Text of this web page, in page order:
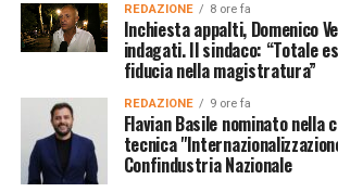
REDAZIONE 8 ore fa
Inchiesta appalti, Domenico
indagati. Il sindaco: “Totale
fiducia nella magistratura”
REDAZIONE 9 ore fa
Flavian Basile nominato nella
tecnica
Confindustria Nazionale